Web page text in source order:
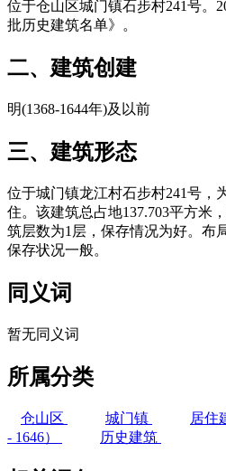
位于仓山区城门镇石步村241号。
批历史建筑名单》。
二、建筑创建
明(1368-1644年)及以前
三、建筑形态
位于城门镇龙江村石步村241号，
住。该建筑总占地137.703平方米
筑层数为1层，保存情况为好。布
保存状况一般。
同义词
暂无同义词
所属分类
仓山区 城门镇 居住
- 1646）
历史建筑